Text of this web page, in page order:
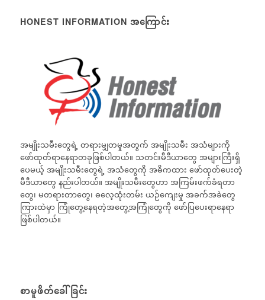
HONEST INFORMATION အကြောင်း
အမျိုးသမီးတွေရဲ့ တရားမျှတမှုအတွက် အမျိုးသမီး အသံများကို
ဖော်ထုတ်ရာနေရာတခုဖြစ်ပါတယ်။ သတင်းမီဒီယာတွေ အများကြီးရှိ
ပေမယ့် အမျိုးသမီးတွေရဲ့ အသံတွေကို အဓိကထား ဖော်ထုတ်ပေးတဲ့
မီဒီယာတွေ နည်းပါတယ်။ အမျိုးသမီးတွေဟာ အကြမ်းဖက်ခံရတာ
တွေ၊ မတရားတာတွေ၊ ဓလေ့ထုံးတမ်း ယဉ်ကျေးမှု အခက်အခဲတွေ
ကြားထဲမှာ ကြုံတွေ့နေရတဲ့အတွေ့အကြုံတွေကို ဖော်ပြပေးရာနေရာ
ဖြစ်ပါတယ်။
စာမူဖိတ်ခေါ်ခြင်း